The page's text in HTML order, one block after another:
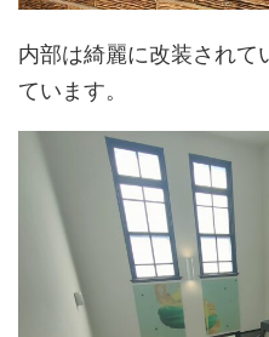
内部は綺麗に改装されて
ています。